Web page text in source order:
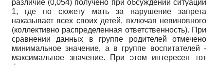
различие (0,054) получено при обсуждении ситуации
1, где по сюжету мать за нарушение запрета
наказывает всех своих детей, включая невиновного
(коллективно распределенная ответственность). При
сравнении данных в группе родителей отмечено
минимальное значение, а в группе воспитателей -
максимальное значение. При этом интересен тот